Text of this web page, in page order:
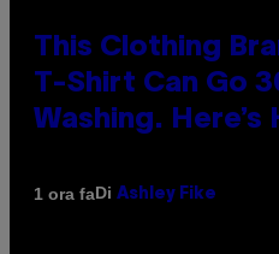
This Clothing
T-Shirt Can Go
Washing.
1 ora faDi Ashley Fike